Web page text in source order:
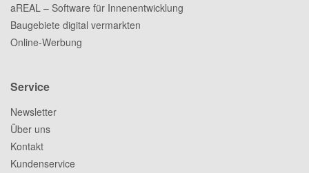
aREAL – Software für Innenentwicklung
Baugebiete digital vermarkten
Online-Werbung
Service
Newsletter
Über uns
Kontakt
Kundenservice